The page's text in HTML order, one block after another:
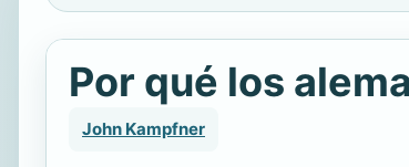
Por qué los
John Kampfner